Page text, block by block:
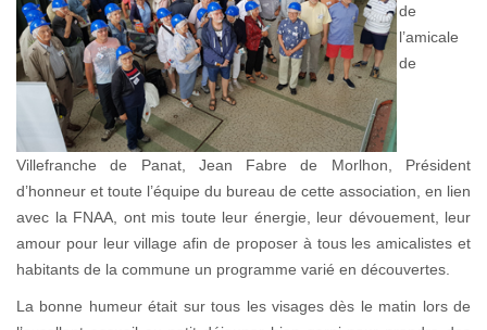
de
l’amicale
de
Villefranche de Panat, Jean Fabre de Morlhon, Président
d’honneur et toute l’équipe du bureau de cette association, en lien
avec la FNAA, ont mis toute leur énergie, leur dévouement, leur
amour pour leur village afin de proposer à tous les amicalistes et
habitants de la commune un programme varié en découvertes.
La bonne humeur était sur tous les visages dès le matin lors de